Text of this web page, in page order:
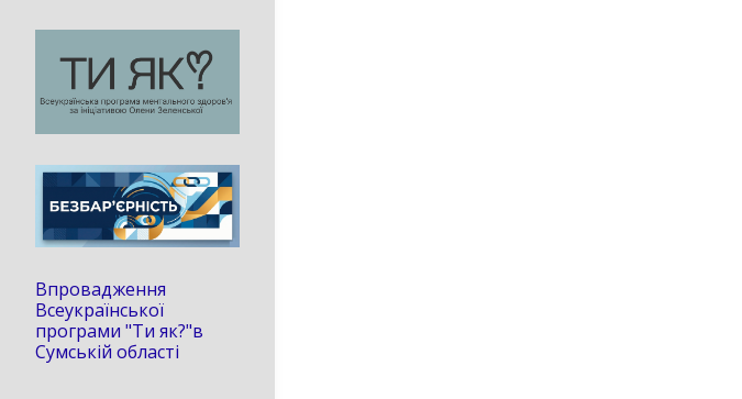
Впровадження
Всеукраїнської
програми "Ти як?"в
Сумській області